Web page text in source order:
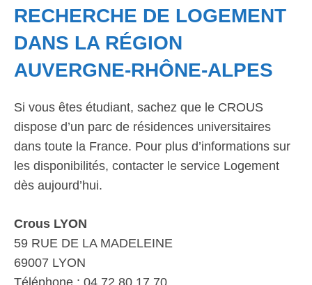
RECHERCHE DE LOGEMENT
DANS LA RÉGION
AUVERGNE-RHÔNE-ALPES
Si vous êtes étudiant, sachez que le CROUS
dispose d’un parc de résidences universitaires
dans toute la France. Pour plus d’informations sur
les disponibilités, contacter le service Logement
dès aujourd’hui.
Crous LYON
59 RUE DE LA MADELEINE
69007 LYON
Téléphone : 04 72 80 17 70